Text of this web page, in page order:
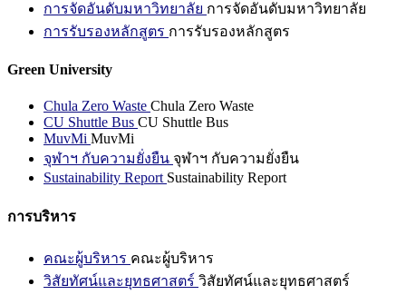
การจัดอันดับมหาวิทยาลัย การจัดอันดับมหาวิทยาลัย
การรับรองหลักสูตร การรับรองหลักสูตร
Green University
Chula Zero Waste Chula Zero Waste
CU Shuttle Bus CU Shuttle Bus
MuvMi MuvMi
จุฬาฯ กับความยั่งยืน จุฬาฯ กับความยั่งยืน
Sustainability Report Sustainability Report
การบริหาร
คณะผู้บริหาร คณะผู้บริหาร
วิสัยทัศน์และยุทธศาสตร์ วิสัยทัศน์และยุทธศาสตร์